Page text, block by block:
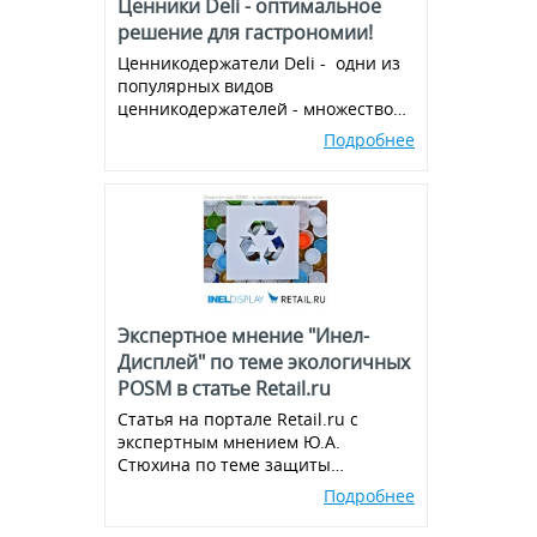
Ценники Deli - оптимальное
решение для гастрономии!
Ценникодержатели Deli - одни из
популярных видов
ценникодержателей - множество
вариантов и комбинаций, всегда в
Подробнее
Экспертное мнение "Инел-
Дисплей" по теме экологичных
POSM в статье Retail.ru
Статья на портале Retail.ru с
экспертным мнением Ю.А.
Стюхина по теме защиты
окружающей среды, производства
Подробнее